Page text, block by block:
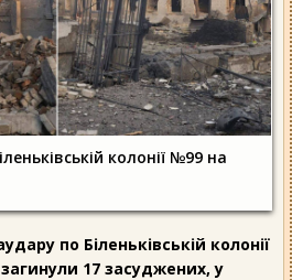
колонії №99 на
по Біленьківській колонії
17 засуджених, у